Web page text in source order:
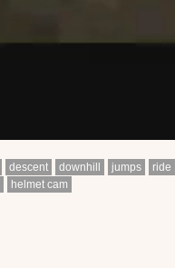
descent downhill jumps ride
helmet cam